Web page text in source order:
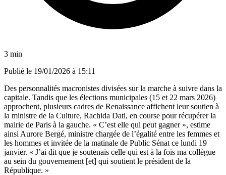
3 min
Publié le 19/01/2026 à 15:11
Des personnalités macronistes divisées sur la marche à suivre dans la
capitale. Tandis que les élections municipales (15 et 22 mars 2026)
approchent, plusieurs cadres de Renaissance affichent leur soutien à
la ministre de la Culture, Rachida Dati, en course pour récupérer la
mairie de Paris à la gauche. « C’est elle qui peut gagner », estime
ainsi Aurore Bergé, ministre chargée de l’égalité entre les femmes et
les hommes et invitée de la matinale de Public Sénat ce lundi 19
janvier. « J’ai dit que je soutenais celle qui est à la fois ma collègue
au sein du gouvernement [et] qui soutient le président de la
République. »